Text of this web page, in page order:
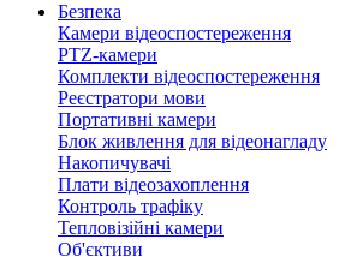
Безпека
Камери відеоспостереження
PTZ-камери
Комплекти відеоспостереження
Реєстратори мови
Портативні камери
Блок живлення для відеонагладу
Накопичувачі
Плати відеозахоплення
Контроль трафіку
Тепловізійні камери
Об'єктиви